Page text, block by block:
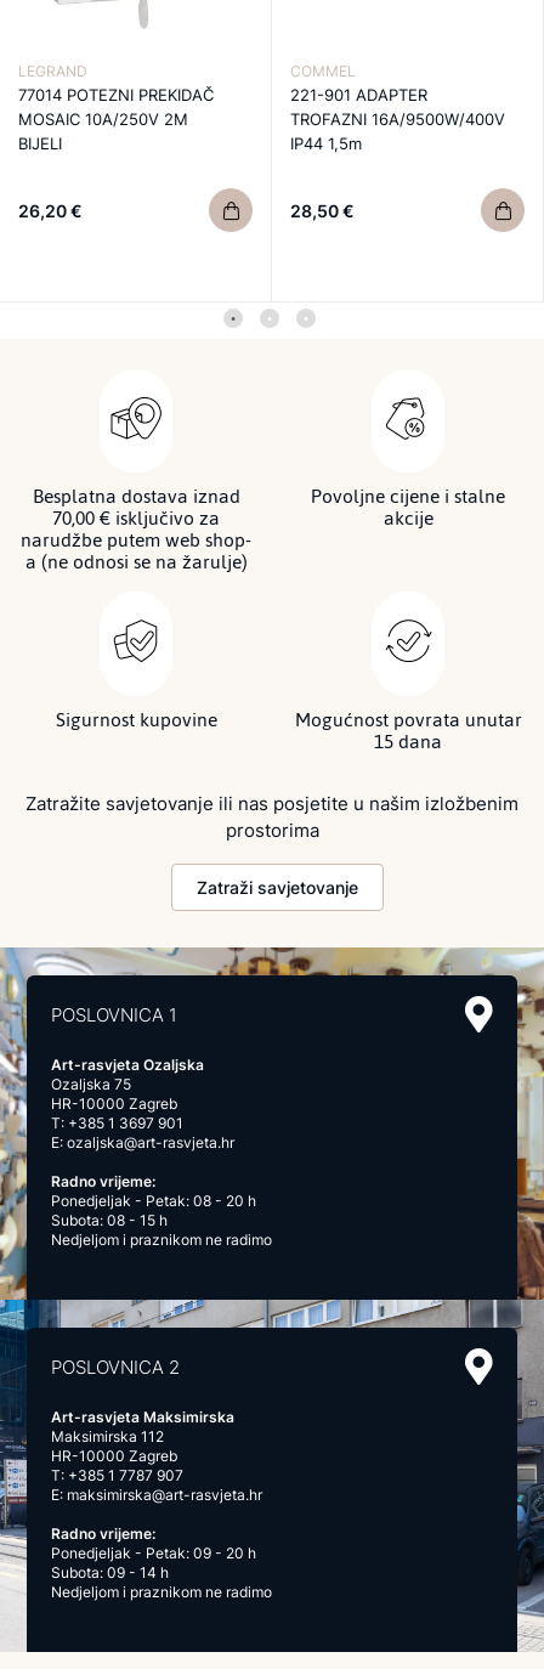
LEGRAND
77014 POTEZNI PREKIDAČ
MOSAIC 10A/250V 2M
BIJELI
26,20 €
COMMEL
221-901 ADAPTER
TROFAZNI 16A/9500W/400V
IP44 1,5m
28,50 €
Besplatna dostava iznad
70,00 € isključivo za
narudžbe putem web shop-
a (ne odnosi se na žarulje)
Povoljne cijene i stalne
akcije
Sigurnost kupovine Mogućnost povrata unutar
15 dana
Zatražite savjetovanje ili nas posjetite u našim izložbenim
prostorima
Zatraži savjetovanje
POSLOVNICA 1
Art-rasvjeta Ozaljska
Ozaljska 75
HR-10000 Zagreb
T: +385 1 3697 901
E:ozaljska@art-rasvjeta.hr
Radno vrijeme:
Ponedjeljak - Petak: 08 - 20 h
Subota: 08 - 15 h
Nedjeljom i praznikom ne radimo
POSLOVNICA 2
Art-rasvjeta Maksimirska
Maksimirska 112
HR-10000 Zagreb
T: +385 1 7787 907
E: maksimirska@art-rasvjeta.hr
Radno vrijeme:
Ponedjeljak - Petak: 09 - 20 h
Subota: 09 - 14 h
Nedjeljom i praznikom ne radimo